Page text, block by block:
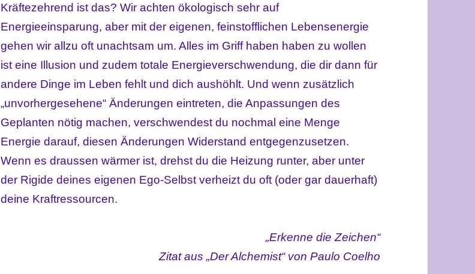
Kräftezehrend ist das? Wir achten ökologisch sehr auf
Energieeinsparung, aber mit der eigenen, feinstofflichen Lebensenergie
gehen wir allzu oft unachtsam um. Alles im Griff haben haben zu wollen
ist eine Illusion und zudem totale Energieverschwendung, die dir dann für
andere Dinge im Leben fehlt und dich aushöhlt. Und wenn zusätzlich
„unvorhergesehene“ Änderungen eintreten, die Anpassungen des
Geplanten nötig machen, verschwendest du nochmal eine Menge
Energie darauf, diesen Änderungen Widerstand entgegenzusetzen.
Wenn es draussen wärmer ist, drehst du die Heizung runter, aber unter
der Rigide deines eigenen Ego-Selbst verheizt du oft (oder gar dauerhaft)
deine Kraftressourcen.
„Erkenne die Zeichen“
Zitat aus „Der Alchemist“ von Paulo Coelho